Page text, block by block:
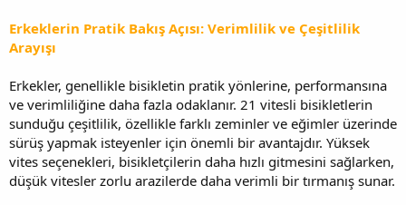
Erkeklerin Pratik Bakış Açısı: Verimlilik ve Çeşitlilik
Arayışı
Erkekler, genellikle bisikletin pratik yönlerine, performansına
ve verimliliğine daha fazla odaklanır. 21 vitesli bisikletlerin
sunduğu çeşitlilik, özellikle farklı zeminler ve eğimler üzerinde
sürüş yapmak isteyenler için önemli bir avantajdır. Yüksek
vites seçenekleri, bisikletçilerin daha hızlı gitmesini sağlarken,
düşük vitesler zorlu arazilerde daha verimli bir tırmanış sunar.